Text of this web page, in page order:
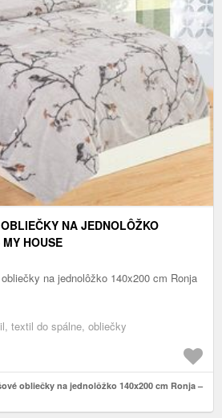
NA JEDNOLÔŽKO
HOUSE
na jednolôžko 140x200 cm Ronja
textil do spálne, obliečky
obliečky na jednolôžko 140x200 cm Ronja –